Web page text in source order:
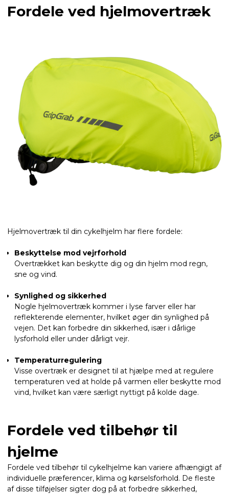
Fordele ved hjelmovertræk
Hjelmovertræk til din cykelhjelm har flere fordele:
Beskyttelse mod vejrforhold
Overtrækket kan beskytte dig og din hjelm mod regn,
sne og vind.
Synlighed og sikkerhed
Nogle hjelmovertræk kommer i lyse farver eller har
reflekterende elementer, hvilket øger din synlighed på
vejen. Det kan forbedre din sikkerhed, især i dårlige
lysforhold eller under dårligt vejr.
Temperaturregulering
Visse overtræk er designet til at hjælpe med at regulere
temperaturen ved at holde på varmen eller beskytte mod
vind, hvilket kan være særligt nyttigt på kolde dage.
Fordele ved tilbehør til
hjelme
Fordele ved tilbehør til cykelhjelme kan variere afhængigt af
individuelle præferencer, klima og kørselsforhold. De fleste
af disse tilføjelser sigter dog på at forbedre sikkerhed,